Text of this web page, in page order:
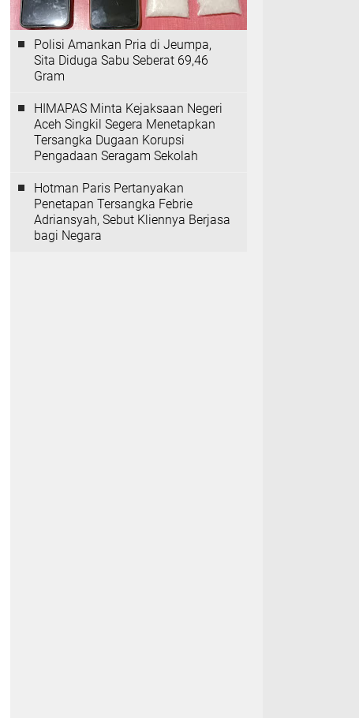
Polisi Amankan Pria di Jeumpa,
Sita Diduga Sabu Seberat 69,46
Gram
HIMAPAS Minta Kejaksaan Negeri
Aceh Singkil Segera Menetapkan
Tersangka Dugaan Korupsi
Pengadaan Seragam Sekolah
Hotman Paris Pertanyakan
Penetapan Tersangka Febrie
Adriansyah, Sebut Kliennya Berjasa
bagi Negara